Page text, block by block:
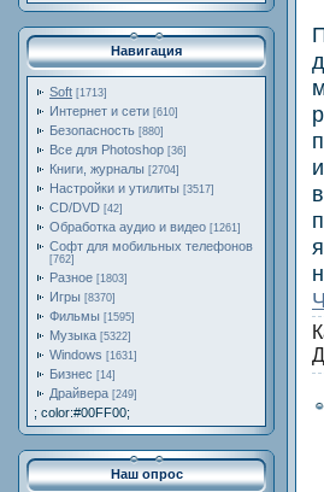
Навигация
Soft [1713]
Интернет и сети [610]
Безопасность [880]
Все для Photoshop [36]
Книги, журналы [2704]
Настройки и утилиты [3517]
CD/DVD [42]
Обработка аудио и видео [1261]
Софт для мобильных телефонов
[762]
Разное [1803]
Игры [8370]
Фильмы [1595]
Музыка [5322]
Windows [1631]
Бизнес [14]
Драйвера [249]
; color:#00FF00;
Наш опрос